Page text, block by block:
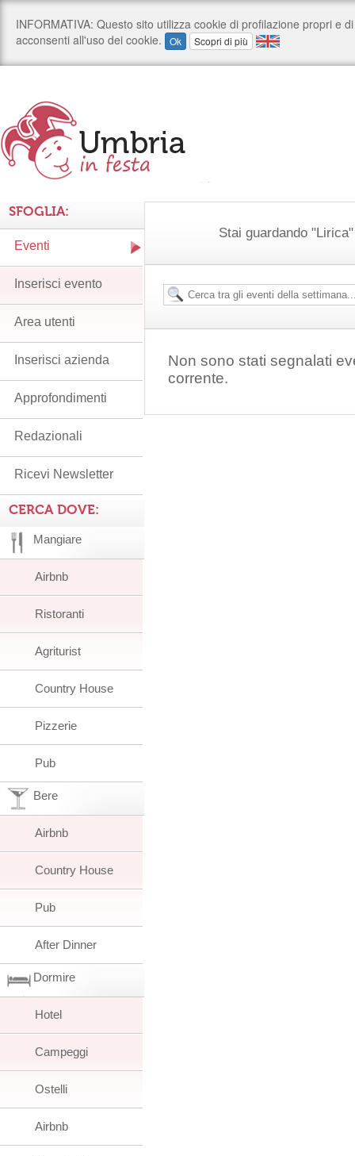
Stai guardando
Non sono stati segnalati
corrente.
SFOGLIA:
Eventi
Inserisci evento
Area utenti
Inserisci azienda
Approfondimenti
Redazionali
Ricevi Newsletter
CERCA DOVE:
Mangiare
Airbnb
Ristoranti
Agriturist
Country House
Pizzerie
Pub
Bere
Airbnb
Country House
Pub
After Dinner
Dormire
Hotel
Campeggi
Ostelli
Airbnb